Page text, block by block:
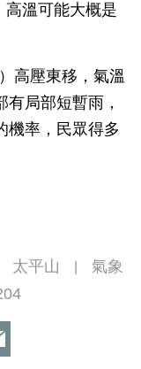
高溫可能大概是
高壓東移，氣溫
局部短暫雨，
機率，民眾得多
太平山
氣象